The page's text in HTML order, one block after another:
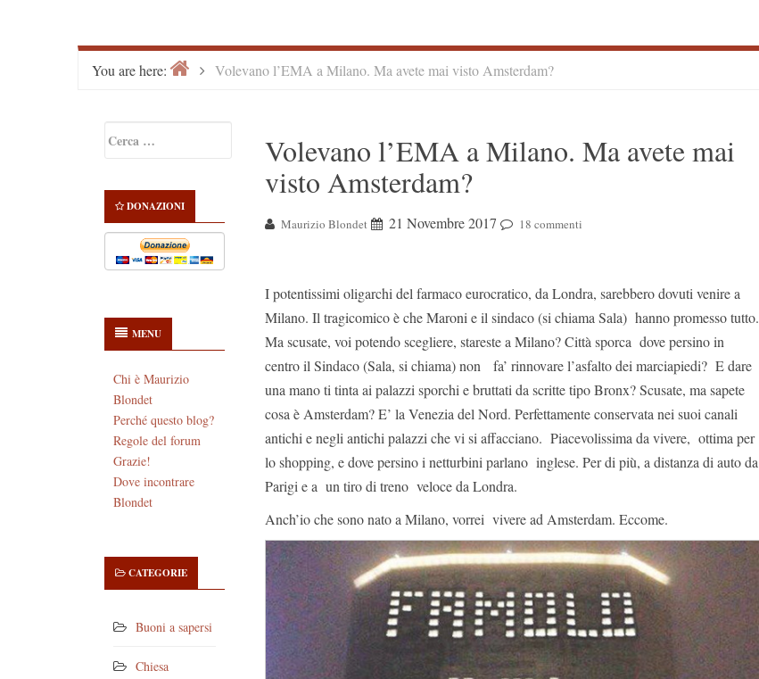
You are here: HomeVolevano l’EMA a Milano. Ma avete mai visto Amsterdam?
Sidebar
per:
DONAZIONI
MENU
Chi è Maurizio
Blondet
Perché questo blog?
Regole del forum
Grazie!
Dove incontrare
Blondet
CATEGORIE
Buoni a sapersi
Chiesa
Volevano l’EMA a Milano. Ma avete mai
visto Amsterdam?
Maurizio Blondet 21 Novembre 2017 18 commenti
I potentissimi oligarchi del farmaco eurocratico, da Londra, sarebbero dovuti venire a
Milano. Il tragicomico è che Maroni e il sindaco (si chiama Sala) hanno promesso tutto.
Ma scusate, voi potendo scegliere, stareste a Milano? Città sporca dove persino in
centro il Sindaco (Sala, si chiama) non fa’ rinnovare l’asfalto dei marciapiedi? E dare
una mano ti tinta ai palazzi sporchi e bruttati da scritte tipo Bronx? Scusate, ma sapete
cosa è Amsterdam? E’ la Venezia del Nord. Perfettamente conservata nei suoi canali
antichi e negli antichi palazzi che vi si affacciano. Piacevolissima da vivere, ottima per
lo shopping, e dove persino i netturbini parlano inglese. Per di più, a distanza di auto da
Parigi e a un tiro di treno veloce da Londra.
Anch’io che sono nato a Milano, vorrei vivere ad Amsterdam. Eccome.